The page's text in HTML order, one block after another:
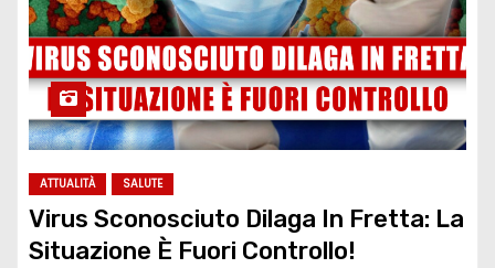
ATTUALITÀ SALUTE
Virus Sconosciuto Dilaga In Fretta: La
Situazione È Fuori Controllo!